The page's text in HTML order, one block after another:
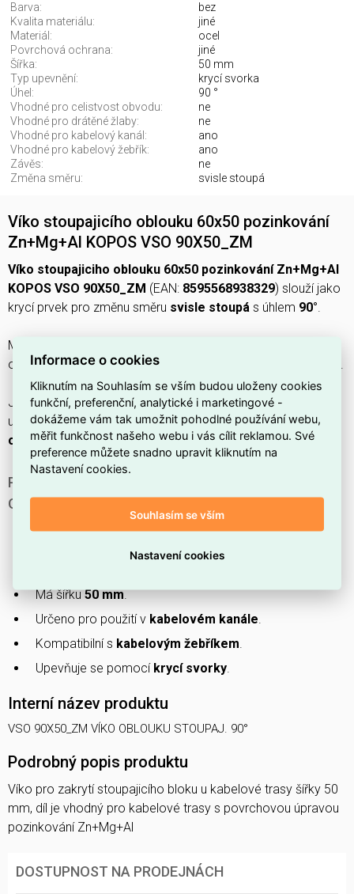
Barva:
bez
Kvalita materiálu:
jiné
Materiál:
ocel
Povrchová ochrana:
jiné
Šířka:
50 mm
Typ upevnění:
krycí svorka
Úhel:
90 °
Vhodné pro celistvost obvodu:
ne
Vhodné pro drátěné žlaby:
ne
Vhodné pro kabelový kanál:
ano
Vhodné pro kabelový žebřík:
ano
Závěs:
ne
Změna směru:
svisle stoupá
Víko stoupajicího oblouku 60x50 pozinkování
Zn+Mg+Al KOPOS VSO 90X50_ZM
Víko stoupajiciho oblouku 60x50 pozinkování Zn+Mg+Al
KOPOS VSO 90X50_ZM (EAN: 8595568938329) slouží jako
krycí prvek pro změnu směru svisle stoupá s úhlem 90°.
Má šířku
ochranuZn+Mg+Al, upevnění probíhá pomocí .
Je vhodné prokabelové kanályi kabelové žebříky
určeno prodrátěné žlabya nepodporujecelistvost
obvodu.
PROČ SI VYBRAT TOTO VÍKO STOUPAJÍCÍHO
OBLOUKU?
Má šířku 50 mm.
Určeno pro použití v kabelovém kanále.
Kompatibilní s kabelovým žebříkem.
Upevňuje se pomocí krycí svorky.
Interní název produktu
VSO 90X50_ZM VÍKO OBLOUKU STOUPAJ. 90°
Podrobný popis produktu
Víko pro zakrytí stoupajicího bloku u kabelové trasy šířky 50
mm, díl je vhodný pro kabelové trasy s povrchovou úpravou
pozinkování Zn+Mg+Al
DOSTUPNOST NA PRODEJNÁCH
Informace o cookies
Kliknutím na Souhlasím se vším budou uloženy cookies
funkční, preferenční, analytické i marketingové -
dokážeme vám tak umožnit pohodlné používání webu,
měřit funkčnost našeho webu i vás cílit reklamou. Své
preference můžete snadno upravit kliknutím na
Nastavení cookies.
Souhlasím se vším
Nastavení cookies